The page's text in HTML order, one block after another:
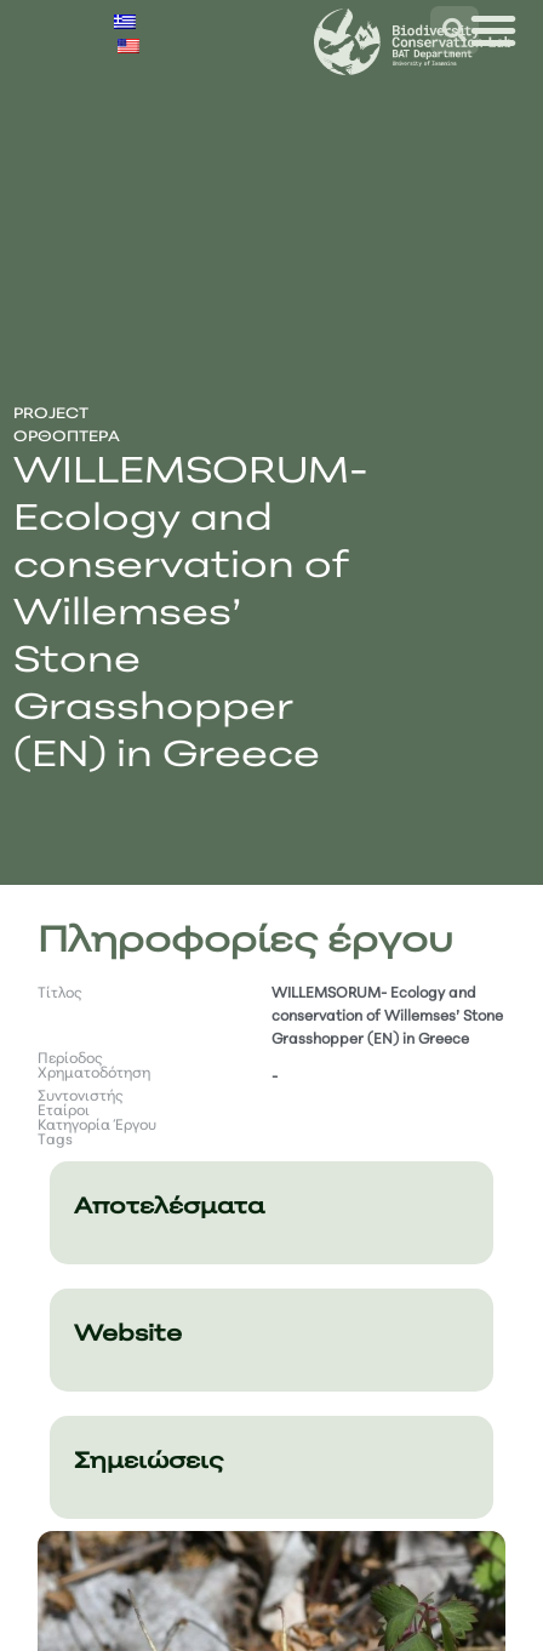
PROJECT
ΟΡΘΌΠΤΕΡΑ
WILLEMSORUM-
Ecology and
conservation of
Willemses’
Stone
Grasshopper
(EN) in Greece
Πληροφορίες έργου
Τίτλος
WILLEMSORUM- Ecology and
conservation of Willemses’ Stone
Grasshopper (EN) in Greece
Περίοδος
Χρηματοδότηση
-
Συντονιστής
Εταίροι
Κατηγορία Έργου
Tags
Αποτελέσματα
Website
Σημειώσεις